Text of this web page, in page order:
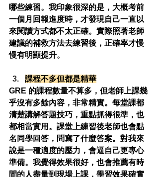
哪些練習。我印象很深的是，大概考前
一個月回報進度時，才發現自己一直以
來閱讀方式都不太正確。實際照著老師
建議的補救方法去練習後，正確率才慢
慢有明顯提升。
課程不多但都是精華
GRE 的課程數量不算多，但老師上課幾
乎沒有多餘內容，非常精實。每堂課都
清楚講解答題技巧，重點抓得很準，也
都相當實用。課堂上練習後老師也會點
名同學回答，問寫了什麼答案。對我來
說是一種適度的壓力，會逼自己更專心
準備。我覺得效果很好，也會推薦有時
間的人盡量到現場上課，學習效果確實